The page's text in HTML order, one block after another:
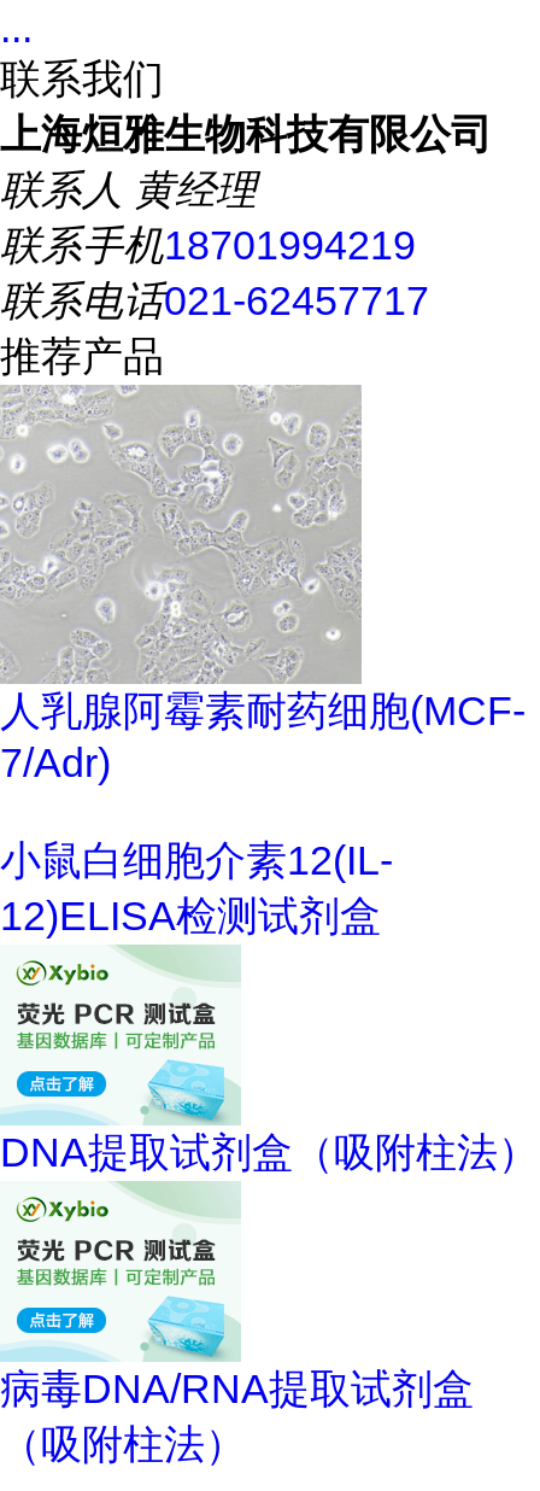
...
联系我们
上海烜雅生物科技有限公司
联系人 黄经理
联系手机18701994219
联系电话021-62457717
推荐产品
人乳腺阿霉素耐药细胞(MCF-
7/Adr)
小鼠白细胞介素12(IL-
12)ELISA检测试剂盒
DNA提取试剂盒（吸附柱法）
病毒DNA/RNA提取试剂盒
（吸附柱法）